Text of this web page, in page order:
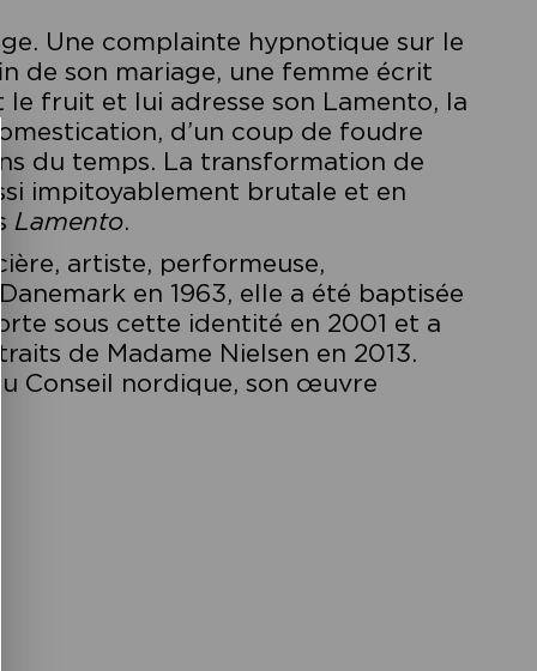
Une complainte hypnotique sur le
de son mariage, une femme écrit
le fruit et lui adresse son Lamento, la
d’un coup de foudre
du temps. La transformation de
impitoyablement brutale et en
Lamento.
artiste, performeuse,
en 1963, elle a été baptisée
sous cette identité en 2001 et a
de Madame Nielsen en 2013.
Conseil nordique, son œuvre